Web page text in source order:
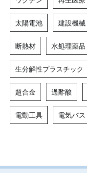
太陽電池 建設機械
断熱材 水処理薬品
生分解性プラスチック
超合金 過酢酸
電動工具 電気バス